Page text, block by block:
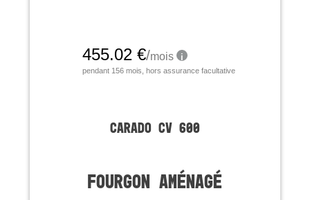
CARADO CV 600
FOURGON AMÉNAGÉ